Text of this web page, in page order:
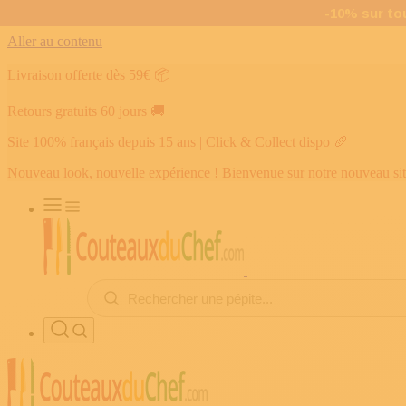
Aller au contenu
Livraison offerte dès 59€ 📦
Retours gratuits 60 jours 🚚
Site 100% français depuis 15 ans | Click & Collect dispo 🥖
Nouveau look, nouvelle expérience ! Bienvenue sur notre nouveau